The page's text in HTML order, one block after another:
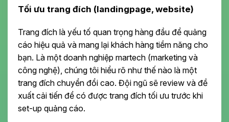
Tối ưu trang đích (landingpage, website)
Trang đích là yếu tố quan trọng hàng đầu để quảng
cáo hiệu quả và mang lại khách hàng tiềm năng cho
bạn. Là một doanh nghiệp martech (marketing và
công nghệ), chúng tôi hiểu rõ như thế nào là một
trang đích chuyển đổi cao. Đội ngũ sẽ review và đề
xuất cải tiến để có được trang đích tối ưu trước khi
set-up quảng cáo.